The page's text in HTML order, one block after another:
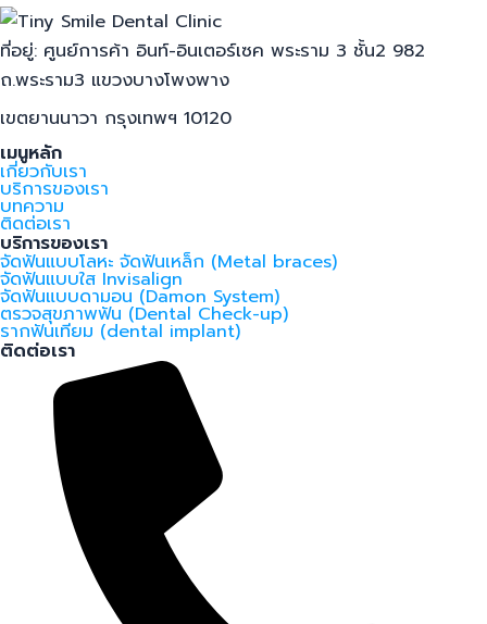
ที่อยู่: ศูนย์การค้า อินท์-อินเตอร์เซค พระราม 3 ชั้น2 982
ถ.พระราม3 แขวงบางโพงพาง
เขตยานนาวา กรุงเทพฯ 10120
เมนูหลัก
เกี่ยวกับเรา
บริการของเรา
บทความ
ติดต่อเรา
บริการของเรา
จัดฟันแบบโลหะ จัดฟันเหล็ก (Metal braces)
จัดฟันแบบใส Invisalign
จัดฟันแบบดามอน (Damon System)
ตรวจสุขภาพฟัน (Dental Check-up)
รากฟันเทียม (dental implant)
ติดต่อเรา